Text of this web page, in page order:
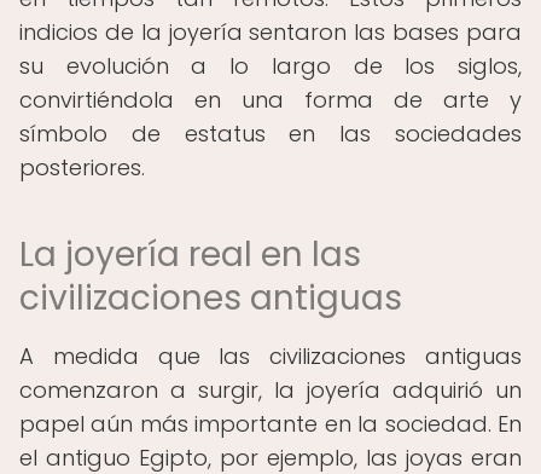
indicios de la joyería sentaron las bases para
su evolución a lo largo de los siglos,
convirtiéndola en una forma de arte y
símbolo de estatus en las sociedades
posteriores.
La joyería real en las
civilizaciones antiguas
A medida que las civilizaciones antiguas
comenzaron a surgir, la joyería adquirió un
papel aún más importante en la sociedad. En
el antiguo Egipto, por ejemplo, las joyas eran